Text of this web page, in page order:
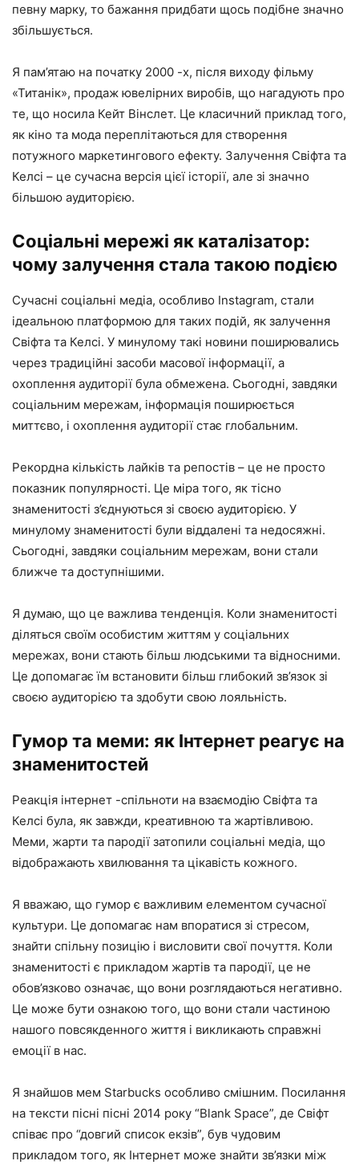
певну марку, то бажання придбати щось подібне значно
збільшується.
Я пам’ятаю на початку 2000 -х, після виходу фільму
«Титанік», продаж ювелірних виробів, що нагадують про
те, що носила Кейт Вінслет. Це класичний приклад того,
як кіно та мода переплітаються для створення
потужного маркетингового ефекту. Залучення Свіфта та
Келсі – це сучасна версія цієї історії, але зі значно
більшою аудиторією.
Соціальні мережі як каталізатор:
чому залучення стала такою подією
Сучасні соціальні медіа, особливо Instagram, стали
ідеальною платформою для таких подій, як залучення
Свіфта та Келсі. У минулому такі новини поширювались
через традиційні засоби масової інформації, а
охоплення аудиторії була обмежена. Сьогодні, завдяки
соціальним мережам, інформація поширюється
миттєво, і охоплення аудиторії стає глобальним.
Рекордна кількість лайків та репостів – це не просто
показник популярності. Це міра того, як тісно
знаменитості з’єднуються зі своєю аудиторією. У
минулому знаменитості були віддалені та недосяжні.
Сьогодні, завдяки соціальним мережам, вони стали
ближче та доступнішими.
Я думаю, що це важлива тенденція. Коли знаменитості
діляться своїм особистим життям у соціальних
мережах, вони стають більш людськими та відносними.
Це допомагає їм встановити більш глибокий зв’язок зі
своєю аудиторією та здобути свою лояльність.
Гумор та меми: як Інтернет реагує на
знаменитостей
Реакція інтернет -спільноти на взаємодію Свіфта та
Келсі була, як завжди, креативною та жартівливою.
Меми, жарти та пародії затопили соціальні медіа, що
відображають хвилювання та цікавість кожного.
Я вважаю, що гумор є важливим елементом сучасної
культури. Це допомагає нам впоратися зі стресом,
знайти спільну позицію і висловити свої почуття. Коли
знаменитості є прикладом жартів та пародії, це не
обов’язково означає, що вони розглядаються негативно.
Це може бути ознакою того, що вони стали частиною
нашого повсякденного життя і викликають справжні
емоції в нас.
Я знайшов мем Starbucks особливо смішним. Посилання
на тексти пісні пісні 2014 року “Blank Space”, де Свіфт
співає про “довгий список екзів”, був чудовим
прикладом того, як Інтернет може знайти зв’язки між